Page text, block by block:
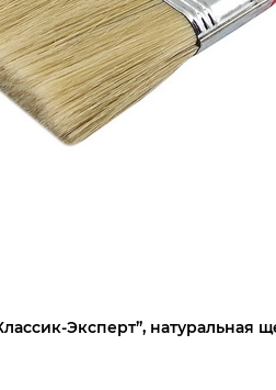
Эксперт”, натуральная